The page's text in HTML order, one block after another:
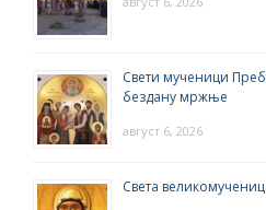
Свети мученици
бездану мржње
август 6, 2026
Света